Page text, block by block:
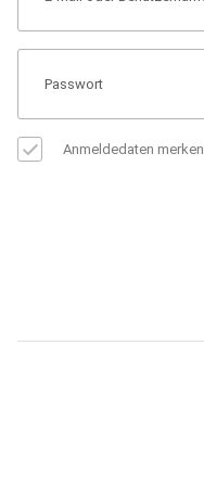
Anmeldedaten merken